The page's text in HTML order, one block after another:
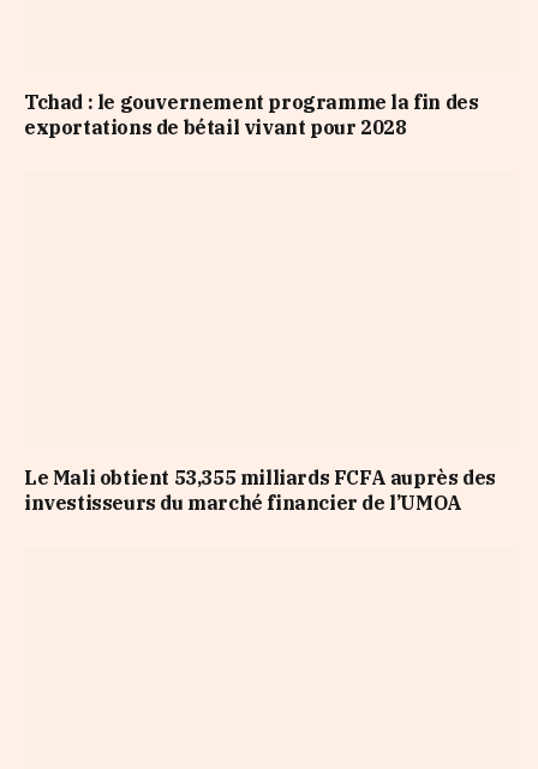
Tchad : le gouvernement programme la fin des
exportations de bétail vivant pour 2028
Le Mali obtient 53,355 milliards FCFA auprès des
investisseurs du marché financier de l’UMOA